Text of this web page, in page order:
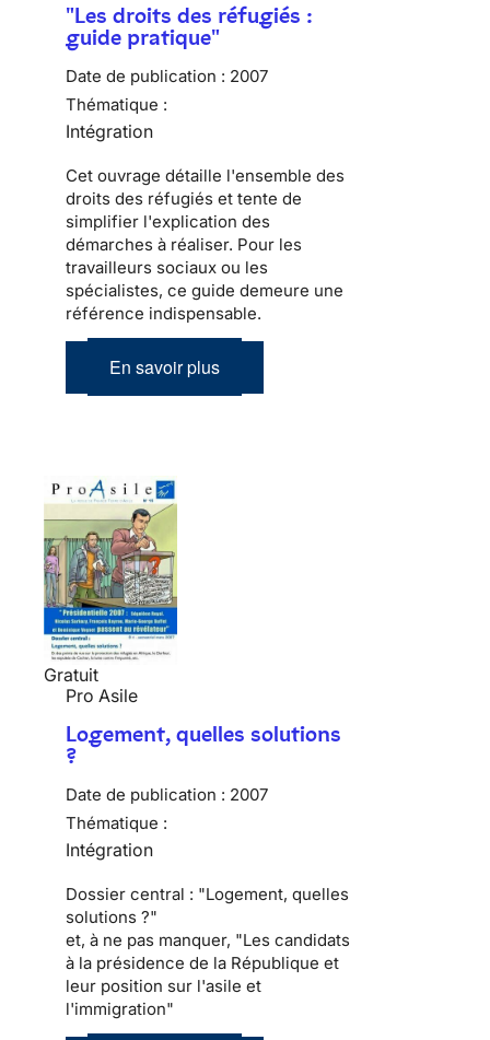
"Les droits des réfugiés :
guide pratique"
Date de publication : 2007
Thématique :
Intégration
Cet ouvrage détaille l'ensemble des
droits des réfugiés et tente de
simplifier l'explication des
démarches à réaliser. Pour les
travailleurs sociaux ou les
spécialistes, ce guide demeure une
référence indispensable.
En savoir plus
Gratuit
Pro Asile
Logement, quelles solutions
?
Date de publication : 2007
Thématique :
Intégration
Dossier central : "Logement, quelles
solutions ?"
et, à ne pas manquer, "Les candidats
à la présidence de la République et
leur position sur l'asile et
l'immigration"